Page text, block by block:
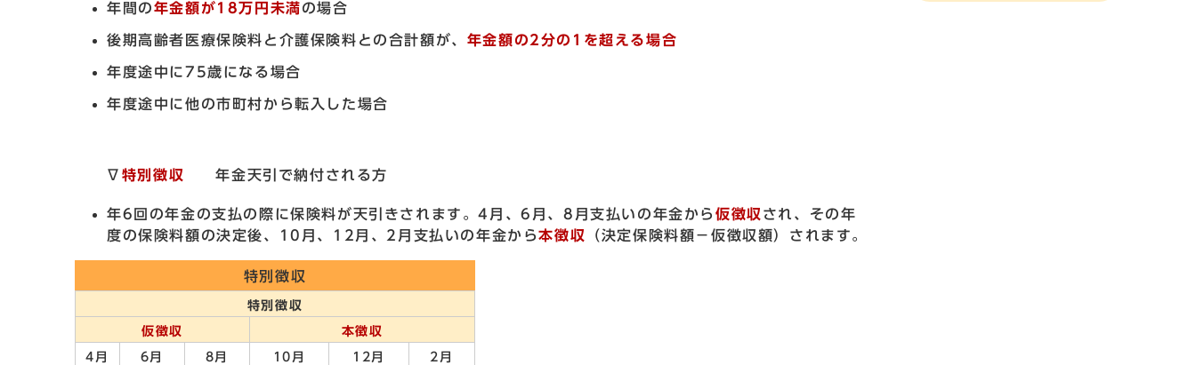
年間の年金額が18万円未満の場合
後期高齢者医療保険料と介護保険料との合計額が、 年金額の2分の1を超える場合
年度途中に75歳になる場合
年度途中に他の市町村から転入した場合
∇ 特別徴収年金天引で納付される方
年6回の年金の支払の際に保険料が天引きされます。4月、6月、8月支払いの年金から仮徴収 され、その年
度の保険料額の決定後、10月、12月、2月支払いの年金から本徴収 （決定保険料額－仮徴収額）されます。
特別徴収
特別徴収
仮徴収 本徴収
4月 6月 8月 10月 12月 2月